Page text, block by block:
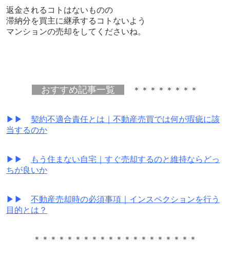
返金されるコトはないものの
滞納分を買主に継承するコトないよう
マンションの売却をしてくださいね。
おすすめ記事一覧 ＊＊＊＊＊＊＊＊
▶▶ 契約不適合責任とは｜不動産売買では何が瑕疵に該
当するのか
▶▶
もう住まない自宅｜すぐ売却するのと維持ならどっ
ちが良いか
▶▶ 不動産売却時の必須事項｜インスペクションを行う
目的とは？
＊＊＊＊＊＊＊＊＊＊＊＊＊＊＊＊＊＊＊＊